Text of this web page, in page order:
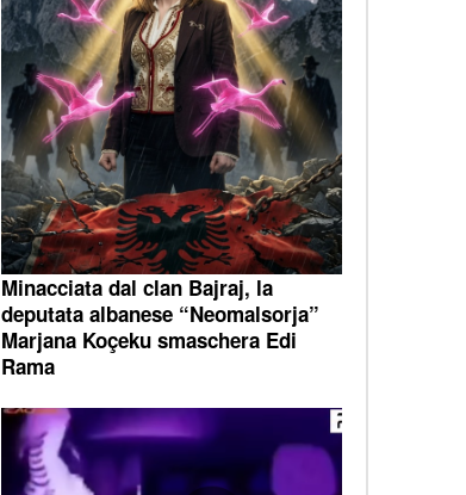
Minacciata dal clan Bajraj, la
deputata albanese “Neomalsorja”
Marjana Koçeku smaschera Edi
Rama